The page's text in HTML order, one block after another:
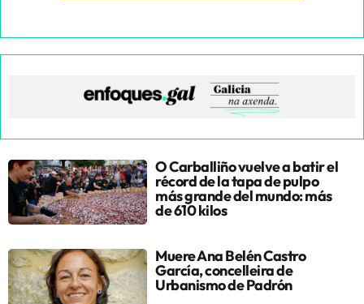
O Carballiño vuelve a batir el
récord de la tapa de pulpo
más grande del mundo: más
de 610 kilos
Muere Ana Belén Castro
García, concelleira de
Urbanismo de Padrón